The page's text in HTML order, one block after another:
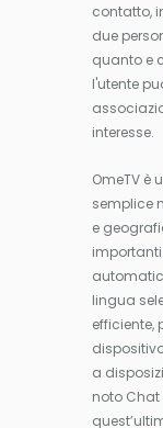
contatto,
due
quanto e
l'utente
interesse.
OmeTV è
semplice
e
importanti
lingua
efficiente,
a
noto Chat